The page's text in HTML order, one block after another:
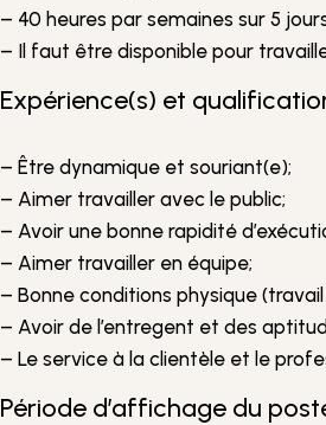
– 40 heures par semaines sur 5
– Il faut être disponible pour
Expérience(s) et
– Être dynamique et souriant(e);
– Aimer travailler avec le public;
– Avoir une bonne rapidité
– Aimer travailler en équipe;
– Bonne conditions physique
– Avoir de l’entregent et des
– Le service à la clientèle et le
Période d’affichage du